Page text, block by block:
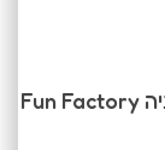
ויברטור פרימיום תוצרת פאן פקטורי גרמניה Fun Factory